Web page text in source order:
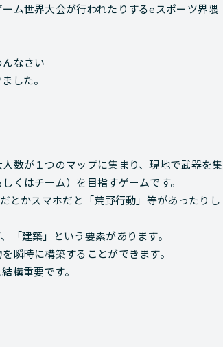
ム世界大会が行われたりするeスポーツ界隈
なさい
した。
数が１つのマップに集まり、現地で武器を集
くはチーム）を目指すゲームです。
とかスマホだと「荒野行動」等があったりし
「建築」という要素があります。
瞬時に構築することができます。
構重要です。